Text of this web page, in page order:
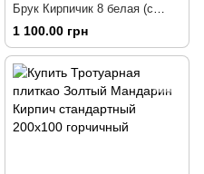
Брук Кирпичик 8 белая (с
фаской)
1 100.00 грн